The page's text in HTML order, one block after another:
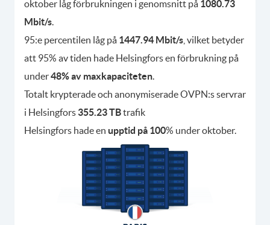
oktober låg förbrukningen i genomsnitt på 1080.73
Mbit/s.
95:e percentilen låg på 1447.94 Mbit/s , vilket betyder
att 95% av tiden hade Helsingfors en förbrukning på
under48% av maxkapaciteten.
Totalt krypterade och anonymiserade OVPN:s servrar
i Helsingfors 355.23 TBtrafik
Helsingfors hade en upptid på 100% under oktober.